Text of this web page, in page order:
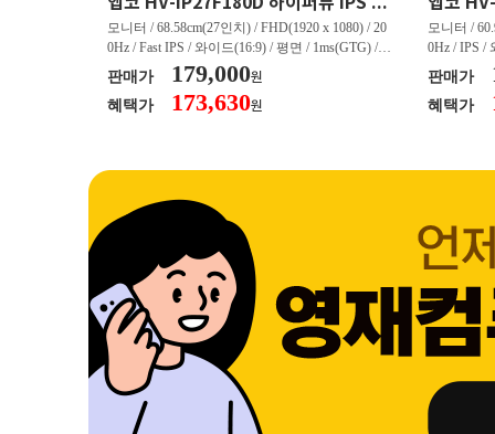
모니터 / 68.58cm(27인치) / FHD(1920 x 1080) / 20
0Hz / Fast IPS / 와이드(16:9) / 평면 / 1ms(GTG) / 3
50nit / 1,000:1 / 헤드폰 아웃 / LED 조명 / 틸트(상
하) / 6kg / [색상영역] / sRGB:128% / Adobe RGB:8
5% / DCI-P3:91% / NTSC:90% / [게임특화] / 조준
판매가 179,000원
혜택가 173,630원
모니터 /
0Hz / IPS /
50nit /
하) / 4.9kg
80% / DCI-
판매가
혜택가